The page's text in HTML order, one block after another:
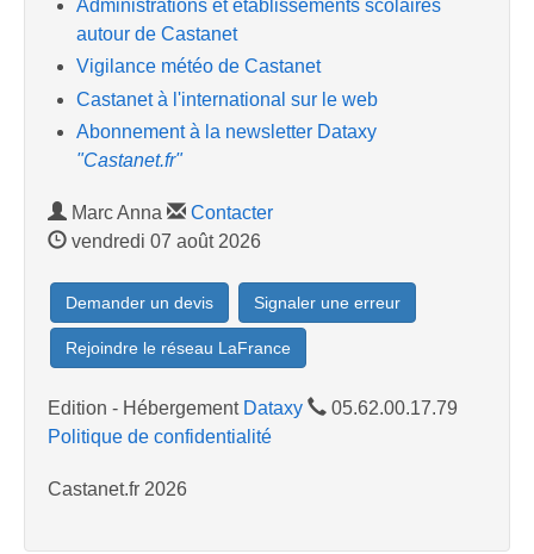
Administrations et etablissements scolaires
autour de Castanet
Vigilance météo de Castanet
Castanet à l'international sur le web
Abonnement à la newsletter Dataxy
"Castanet.fr"
Marc Anna
Contacter
vendredi 07 août 2026
Demander un devis Signaler une erreur
Rejoindre le réseau LaFrance
Edition - Hébergement Dataxy
05.62.00.17.79
Politique de confidentialité
Castanet.fr 2026